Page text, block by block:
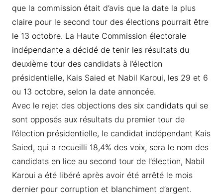
que la commission était d’avis que la date la plus
claire pour le second tour des élections pourrait être
le 13 octobre. La Haute Commission électorale
indépendante a décidé de tenir les résultats du
deuxième tour des candidats à l’élection
présidentielle, Kais Saied et Nabil Karoui, les 29 et 6
ou 13 octobre, selon la date annoncée.
Avec le rejet des objections des six candidats qui se
sont opposés aux résultats du premier tour de
l’élection présidentielle, le candidat indépendant Kais
Saied, qui a recueilli 18,4% des voix, sera le nom des
candidats en lice au second tour de l’élection, Nabil
Karoui a été libéré après avoir été arrêté le mois
dernier pour corruption et blanchiment d’argent.